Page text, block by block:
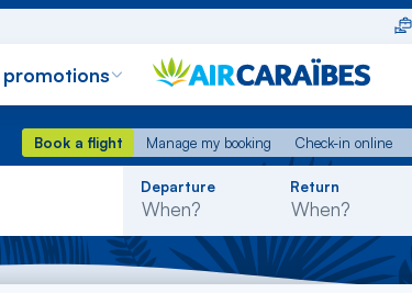
promotions
Book a flight Manage my booking Check-in online
Book a flight
Manage my booking Check-in online
Rechercher
dans
liste
Departure Return